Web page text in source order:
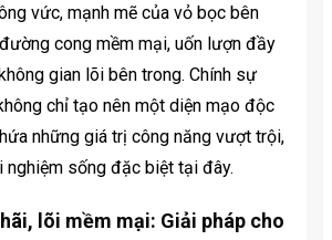
vức, mạnh mẽ của vỏ bọc bên
cong mềm mại, uốn lượn đầy
gian lõi bên trong. Chính sự
chỉ tạo nên một diện mạo độc
những giá trị công năng vượt trội,
nghiệm sống đặc biệt tại đây.
lõi mềm mại: Giải pháp cho